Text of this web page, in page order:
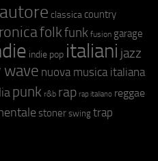
classica country
folkfunk fusion garage
indie pop italiani jazz
wave nuova musica italiana
punk r&b rap rap italiano reggae
stoner swing trap